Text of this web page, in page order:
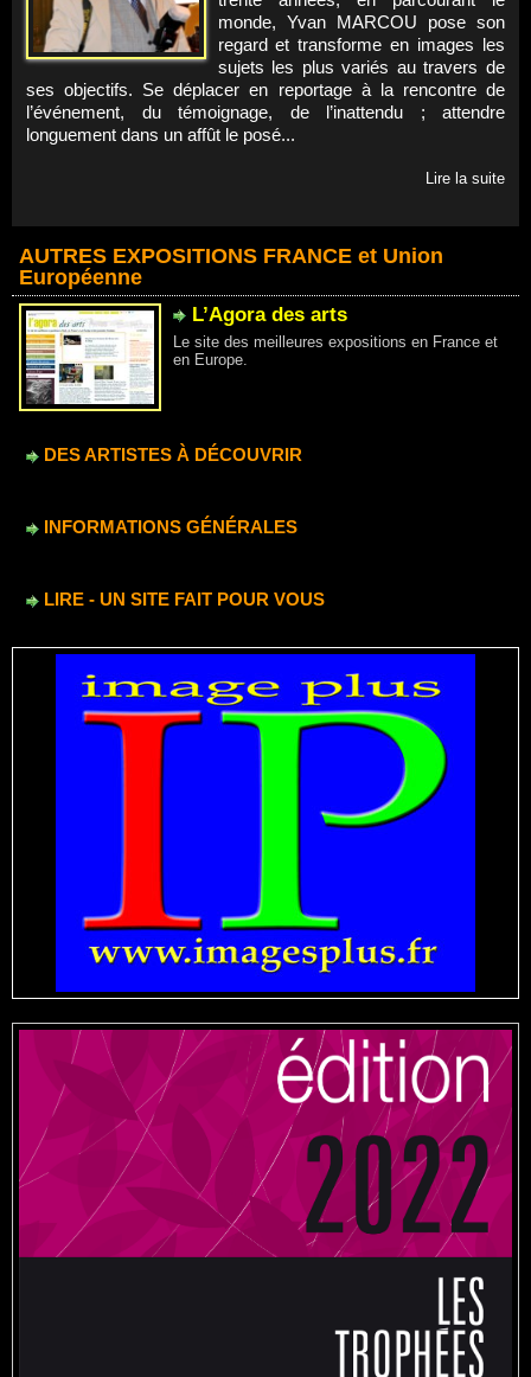
monde, Yvan MARCOU pose son
regard et transforme en images les
sujets les plus variés au travers de
ses objectifs. Se déplacer en reportage à la rencontre de
l’événement, du témoignage, de l’inattendu ; attendre
longuement dans un affût le posé...
Lire la suite
AUTRES EXPOSITIONS FRANCE et Union
Européenne
L’Agora des arts
Le site des meilleures expositions en France et
en Europe.
DES ARTISTES À DÉCOUVRIR
INFORMATIONS GÉNÉRALES
LIRE - UN SITE FAIT POUR VOUS